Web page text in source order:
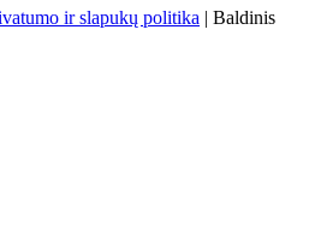
ir slapukų politika | Baldinis